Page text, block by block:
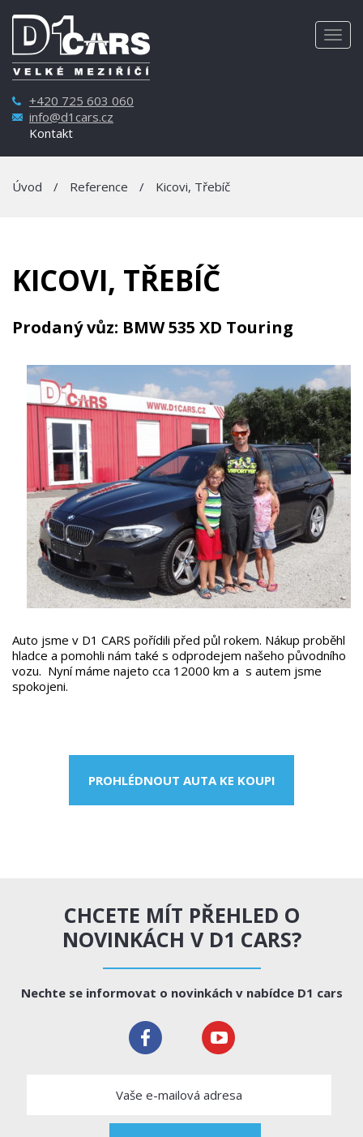
+420 725 603 060
info@d1cars.cz
Kontakt
Úvod / Reference / Kicovi, Třebíč
KICOVI, TŘEBÍČ
Prodaný vůz: BMW 535 XD Touring
Auto jsme v D1 CARS pořídili před půl rokem. Nákup proběhl
hladce a pomohli nám také s odprodejem našeho původního
vozu. Nyní máme najeto cca 12000 km a s autem jsme
spokojeni.
PROHLÉDNOUT AUTA KE KOUPI
CHCETE MÍT PŘEHLED O
NOVINKÁCH V D1 CARS?
Nechte se informovat o novinkách v nabídce D1 cars